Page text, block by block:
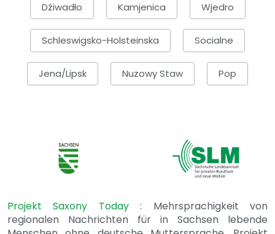
Dźiwadło Kamjenica Wjedro
Schleswigsko-Holsteinska Socialne
Jena/Lipsk Nuzowy Staw Pop
Projekt Saxony Today: Mehrsprachigkeit von
regionalen Nachrichten für in Sachsen lebende